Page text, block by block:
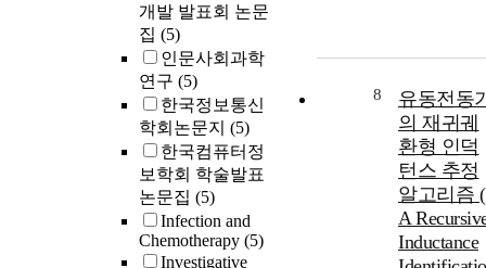
개발 발표회 논문
집 (5)
인문사회과학
연구 (5)
한국정보통신
학회논문지 (5)
한국컴퓨터정
보학회 학술발표
논문집 (5)
Infection and
Chemotherapy (5)
Investigative
8
유동전동
의 재귀궤
환형 인덕
턴스 추정
알고리즘 (
A
Inductance